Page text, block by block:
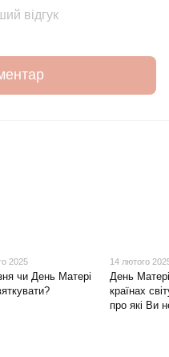
відгук
2025
чи День Матері
14 лютого
День
країнах
про які Ви